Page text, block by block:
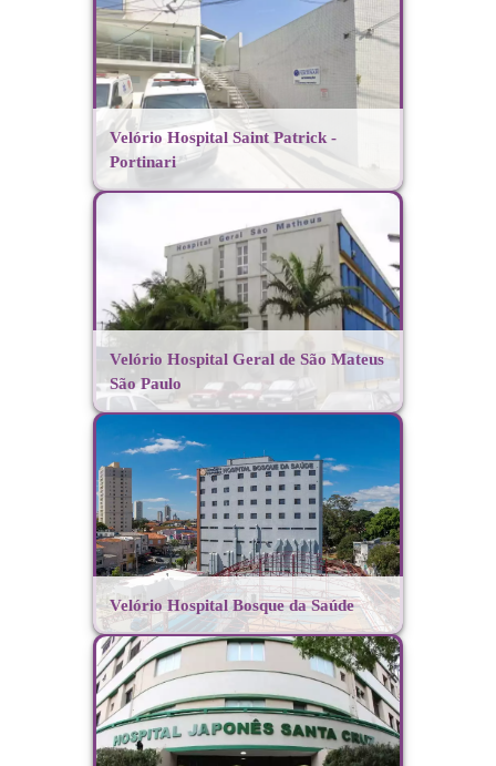
Velório Hospital Saint Patrick -
Portinari
Velório Hospital Geral de São Mateus
São Paulo
Velório Hospital Bosque da Saúde